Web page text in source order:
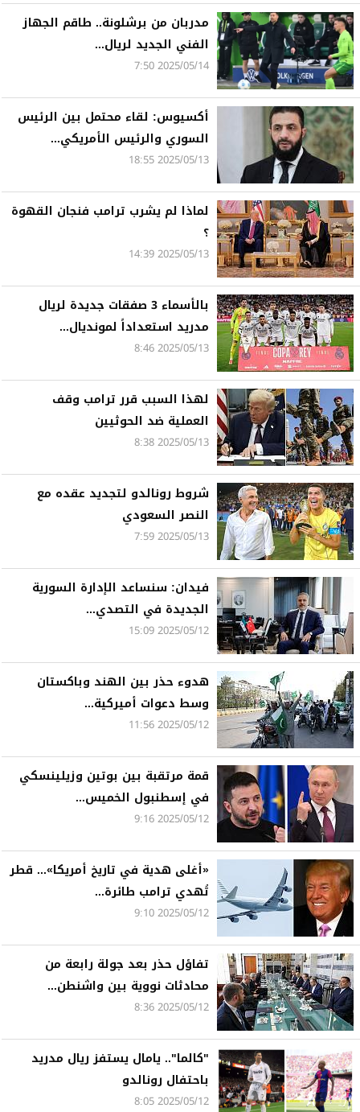
مدربان من برشلونة.. طاقم الجهاز
الفني الجديد لريال...
2025/05/14 7:50
أكسيوس: لقاء محتمل بين الرئيس
السوري والرئيس الأمريكي...
2025/05/13 18:55
لماذا لم يشرب ترامب فنجان القهوة
؟
2025/05/13 14:39
بالأسماء 3 صفقات جديدة لريال
مدريد استعداداً لمونديال...
2025/05/13 8:46
لهذا السبب قرر ترامب وقف
العملية ضد الحوثيين
2025/05/13 8:38
شروط رونالدو لتجديد عقده مع
النصر السعودي
2025/05/13 7:59
فيدان: سنساعد الإدارة السورية
الجديدة في التصدي...
2025/05/12 15:09
هدوء حذر بين الهند وباكستان
وسط دعوات أميركية...
2025/05/12 11:56
قمة مرتقبة بين بوتين وزيلينسكي
في إسطنبول الخميس...
2025/05/12 9:16
«أغلى هدية في تاريخ أمريكا»... قطر
تُهدي ترامب طائرة...
2025/05/12 9:10
تفاؤل حذر بعد جولة رابعة من
محادثات نووية بين واشنطن...
2025/05/12 8:36
"كالما".. يامال يستفز ريال مدريد
باحتفال رونالدو
2025/05/12 8:05